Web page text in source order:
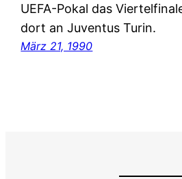
UEFA-Pokal das
dort an Juventus Turin.
März 21, 1990